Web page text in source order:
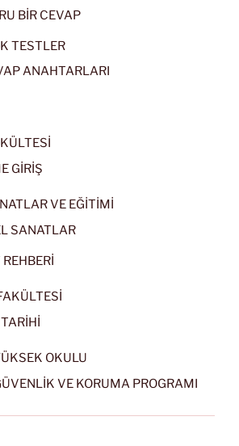
BİR CEVAP
TESTLER
ANAHTARLARI
GİRİŞ
VE EĞİTİMİ
SANATLAR
OKULU
VE KORUMA PROGRAMI